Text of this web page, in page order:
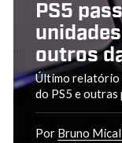
PS5
outros
Último relatório
do PS5 e
Por Bruno